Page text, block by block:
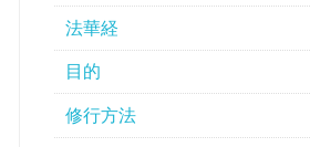
法華経
目的
修行方法